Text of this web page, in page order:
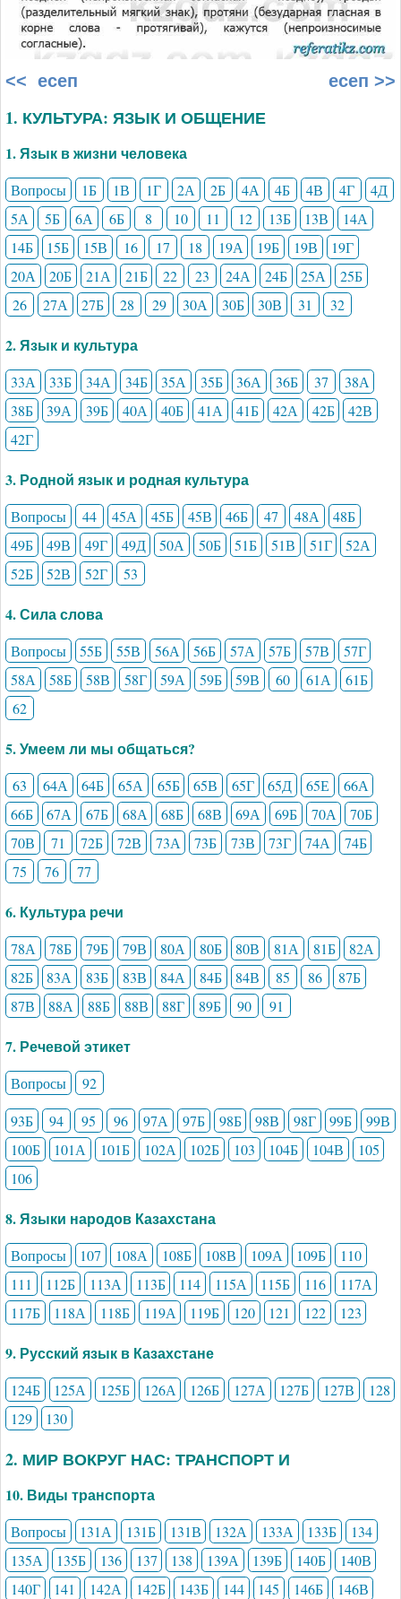
<< есеп есеп >>
1. КУЛЬТУРА: ЯЗЫК И ОБЩЕНИЕ
1. Язык в жизни человека
Вопросы 1Б 1В 1Г 2А 2Б 4А 4Б 4В 4Г
4Д
5А
5Б 6А 6Б 8 10 11 12 13Б 13В
14А
14Б
15Б 15В 16 17 18 19А 19Б 19В
19Г
20А
20Б 21А 21Б 22 23 24А 24Б 25А
25Б
26
27А 27Б 28 29 30А 30Б 30В 31 32
2. Язык и культура
33А 33Б 34А 34Б 35А 35Б 36А 36Б 37
38А
38Б
39А 39Б 40А 40Б 41А 41Б 42А 42Б
42В
42Г
3. Родной язык и родная культура
Вопросы 44 45А 45Б 45В 46Б 47 48А
48Б
49Б
49В 49Г 49Д 50А 50Б 51Б 51В 51Г
52А
52Б
52В 52Г 53
4. Сила слова
Вопросы 55Б 55В 56А 56Б 57А 57Б 57В
57Г
58А
58Б 58В 58Г 59А 59Б 59В 60 61А
61Б
62
5. Умеем ли мы общаться?
63 64А 64Б 65А 65Б 65В 65Г 65Д 65Е
66А
66Б
67А 67Б 68А 68Б 68В 69А 69Б 70А
70Б
70В
71 72Б 72В 73А 73Б 73В 73Г 74А
74Б
75
76 77
6. Культура речи
78А 78Б 79Б 79В 80А 80Б 80В 81А 81Б
82А
82Б
83А 83Б 83В 84А 84Б 84В 85 86
87Б
87В
88А 88Б 88В 88Г 89Б 90 91
7. Речевой этикет
Вопросы
92
93Б
94 95 96 97А 97Б 98Б 98В 98Г 99Б
99В
100Б
101А 101Б 102А 102Б 103 104Б 104В
105
106
8. Языки народов Казахстана
Вопросы 107 108А 108Б 108В 109А 109Б
110
111
112Б 113А 113Б 114 115А 115Б 116
117А
117Б
118А 118Б 119А 119Б 120 121 122 123
9. Русский язык в Казахстане
124Б 125А 125Б 126А 126Б 127А 127Б 127В
128
129
130
2. МИР ВОКРУГ НАС: ТРАНСПОРТ И
10. Виды транспорта
Вопросы 131А 131Б 131В 132А 133А 133Б
134
135А
135Б 136 137 138 139А 139Б 140Б
140В
140Г
141 142А 142Б 143Б 144 145 146Б 146В